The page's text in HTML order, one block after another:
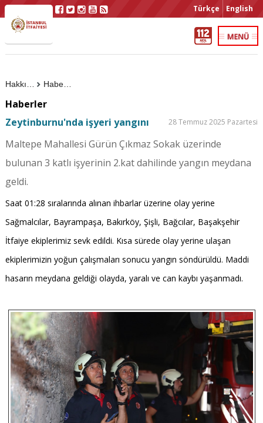
Türkçe English
Haberler
Haberler
Zeytinburnu'nda işyeri yangını
28 Temmuz 2025 Pazartesi
Maltepe Mahallesi Gürün Çıkmaz Sokak üzerinde
bulunan 3 katlı işyerinin 2.kat dahilinde yangın meydana
geldi.
Saat 01:28 sıralarında alınan ihbarlar üzerine olay yerine
Sağmalcılar, Bayrampaşa, Bakırköy, Şişli, Bağcılar, Başakşehir
İtfaiye ekiplerimiz sevk edildi. Kısa sürede olay yerine ulaşan
ekiplerimizin yoğun çalışmaları sonucu yangın söndürüldü. Maddi
hasarın meydana geldiği olayda, yaralı ve can kaybı yaşanmadı.